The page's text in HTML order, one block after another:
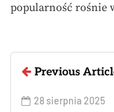
popularność rośnie
Previous
28 sierpnia 2025